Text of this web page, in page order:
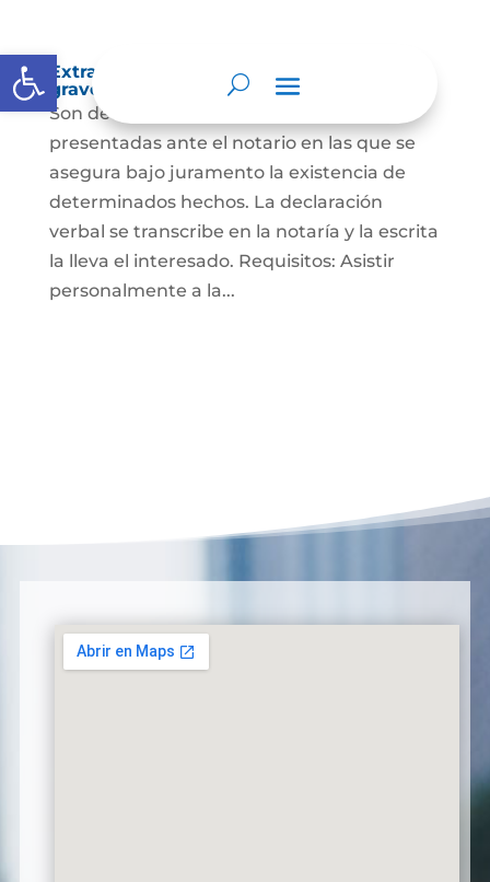
Abrir barra de herramientas
Extra-proceso o declaración bajo la
gravedad de juramento
Son declaraciones verbales o escritas
presentadas ante el notario en las que se
asegura bajo juramento la existencia de
determinados hechos. La declaración
verbal se transcribe en la notaría y la escrita
la lleva el interesado. Requisitos: Asistir
personalmente a la...